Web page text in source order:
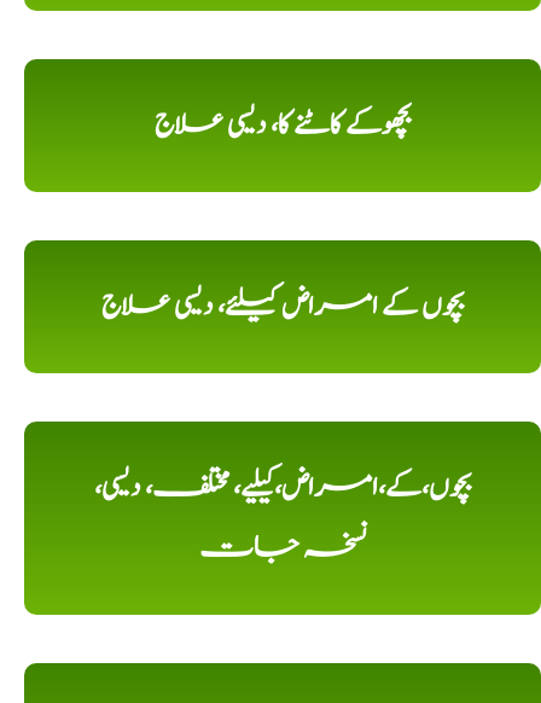
بچھوکے کاٹنے کا، دیسی علاج
بچوں کے امراض کیلئے، دیسی علاج
بچوں،کے،امراض،کیلیے، مختلف، دیسی،
نسخہ جات